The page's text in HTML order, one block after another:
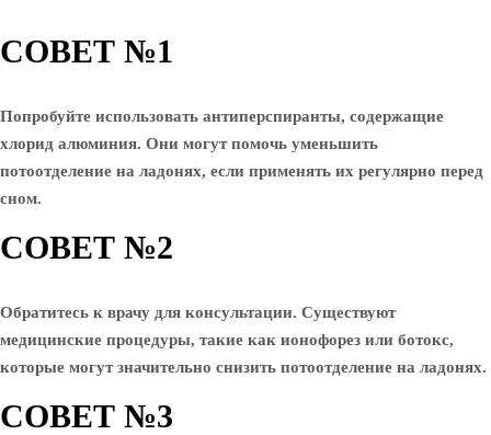
СОВЕТ №1
Попробуйте использовать антиперспиранты, содержащие
хлорид алюминия. Они могут помочь уменьшить
потоотделение на ладонях, если применять их регулярно перед
сном.
СОВЕТ №2
Обратитесь к врачу для консультации. Существуют
медицинские процедуры, такие как ионофорез или ботокс,
которые могут значительно снизить потоотделение на ладонях.
СОВЕТ №3